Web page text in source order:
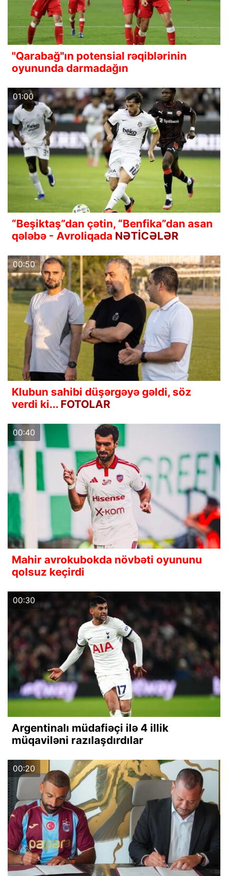
"Qarabağ"ın potensial rəqiblərinin
oyununda darmadağın
01:00
“Beşiktaş”dan çətin, “Benfika”dan asan
qələbə - Avroliqada NƏTİCƏLƏR
00:50
Klubun sahibi düşərgəyə gəldi, söz
verdi ki... FOTOLAR
00:40
Mahir avrokubokda növbəti oyununu
qolsuz keçirdi
00:30
Argentinalı müdafiəçi ilə 4 illik
müqaviləni razılaşdırdılar
00:20